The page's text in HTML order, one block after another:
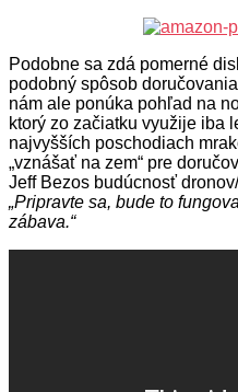
Podobne sa zdá pomerné
podobný spôsob
nám ale ponúka pohľad na
ktorý zo začiatku využije iba
najvyšších poschodiach
„vznášať na zem“ pre
Jeff Bezos budúcnosť
„Pripravte sa, bude to
zábava.“